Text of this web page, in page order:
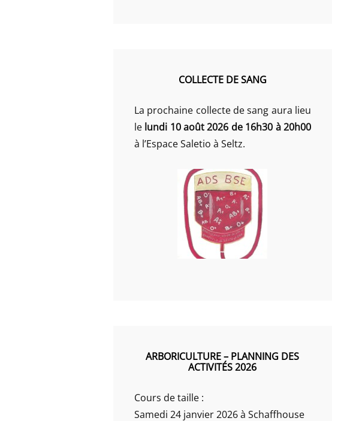
COLLECTE DE SANG
La prochaine collecte de sang aura lieu
le lundi 10 août 2026 de 16h30 à 20h00
à l’Espace Saletio à Seltz.
ARBORICULTURE – PLANNING DES
ACTIVITÉS 2026
Cours de taille :
Samedi 24 janvier 2026 à Schaffhouse